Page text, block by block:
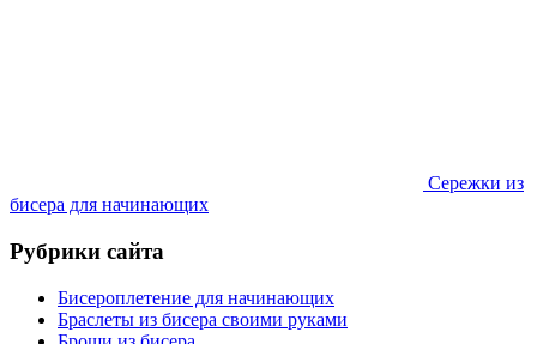
Сережки из
бисера для начинающих
Рубрики сайта
Бисероплетение для начинающих
Браслеты из бисера своими руками